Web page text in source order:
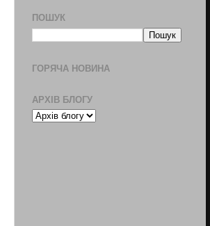
ПОШУК
ГОРЯЧА НОВИНА
АРХІВ БЛОГУ